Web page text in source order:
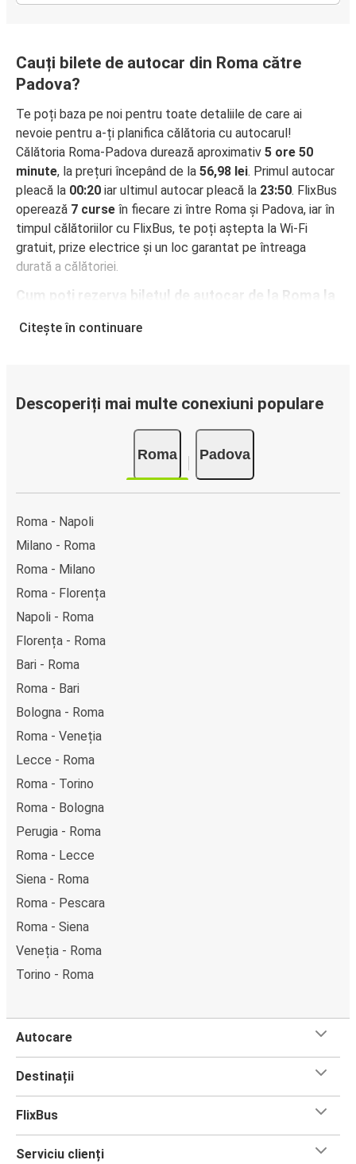
Cauți bilete de autocar din Roma către
Padova?
Te poți baza pe noi pentru toate detaliile de care ai
nevoie pentru a-ți planifica călătoria cu autocarul!
Călătoria Roma-Padova durează aproximativ 5 ore 50
minute, la prețuri începând de la 56,98 lei. Primul autocar
pleacă la 00:20 iar ultimul autocar pleacă la 23:50. FlixBus
operează 7 curse în fiecare zi între Roma și Padova, iar în
timpul călătoriilor cu FlixBus, te poți aștepta la Wi-Fi
gratuit, prize electrice și un loc garantat pe întreaga
durată a călătoriei.
Cum poți rezerva biletul de autocar de la Roma la
clicuri. La achiziționarea online a unui bilet pe ruta Roma-
Pay. Alternativ, poți plăti în numerar la bordul autocarelor
sau la unul din punctele de vânzare.
Citește în continuare
Descoperiți mai multe conexiuni populare
Roma Padova
Roma - Napoli
Milano - Roma
Roma - Milano
Roma - Florența
Napoli - Roma
Florența - Roma
Bari - Roma
Roma - Bari
Bologna - Roma
Roma - Veneția
Lecce - Roma
Roma - Torino
Roma - Bologna
Perugia - Roma
Roma - Lecce
Siena - Roma
Roma - Pescara
Roma - Siena
Veneția - Roma
Torino - Roma
Autocare
Destinații
FlixBus
Serviciu clienți